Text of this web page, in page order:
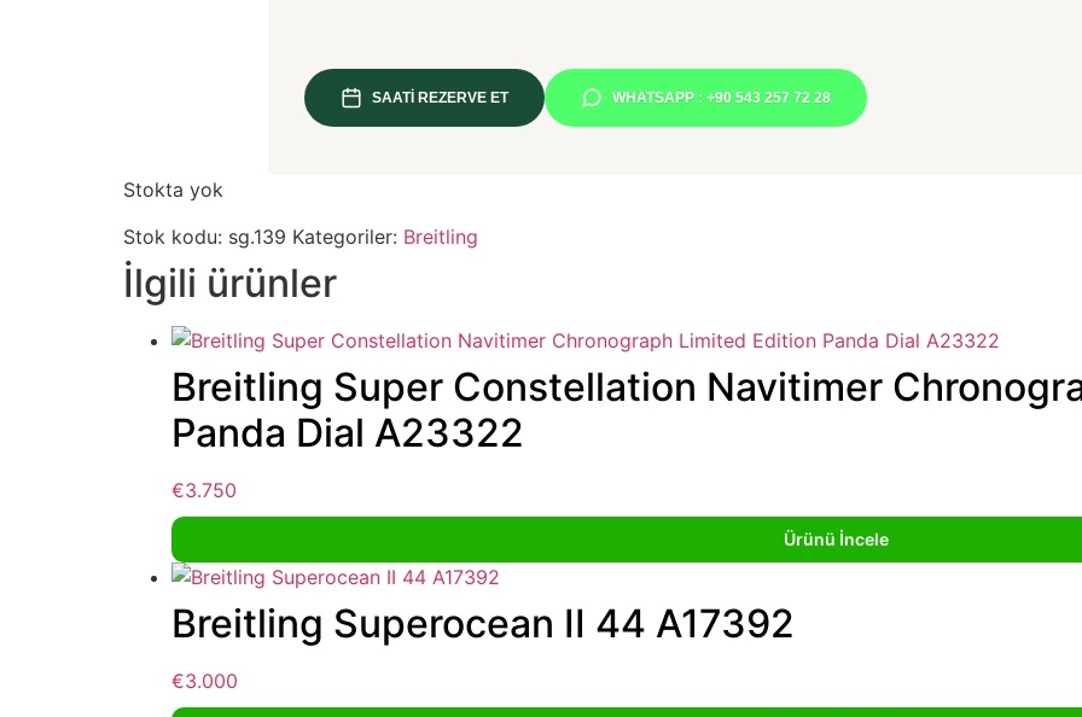
SAATİ REZERVE ET WHATSAPP : +90 543 257 72 28
Stokta yok
Stok kodu: sg.139 Kategoriler: Breitling
İlgili ürünler
Breitling Super Constellation Navitimer
Panda Dial A23322
€3.750
Ürünü İncele
Breitling Superocean II 44 A17392
€3.000